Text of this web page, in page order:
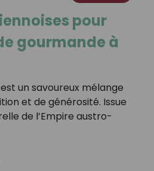
pour
gourmande à
un savoureux mélange
et de générosité. Issue
de l’Empire austro-